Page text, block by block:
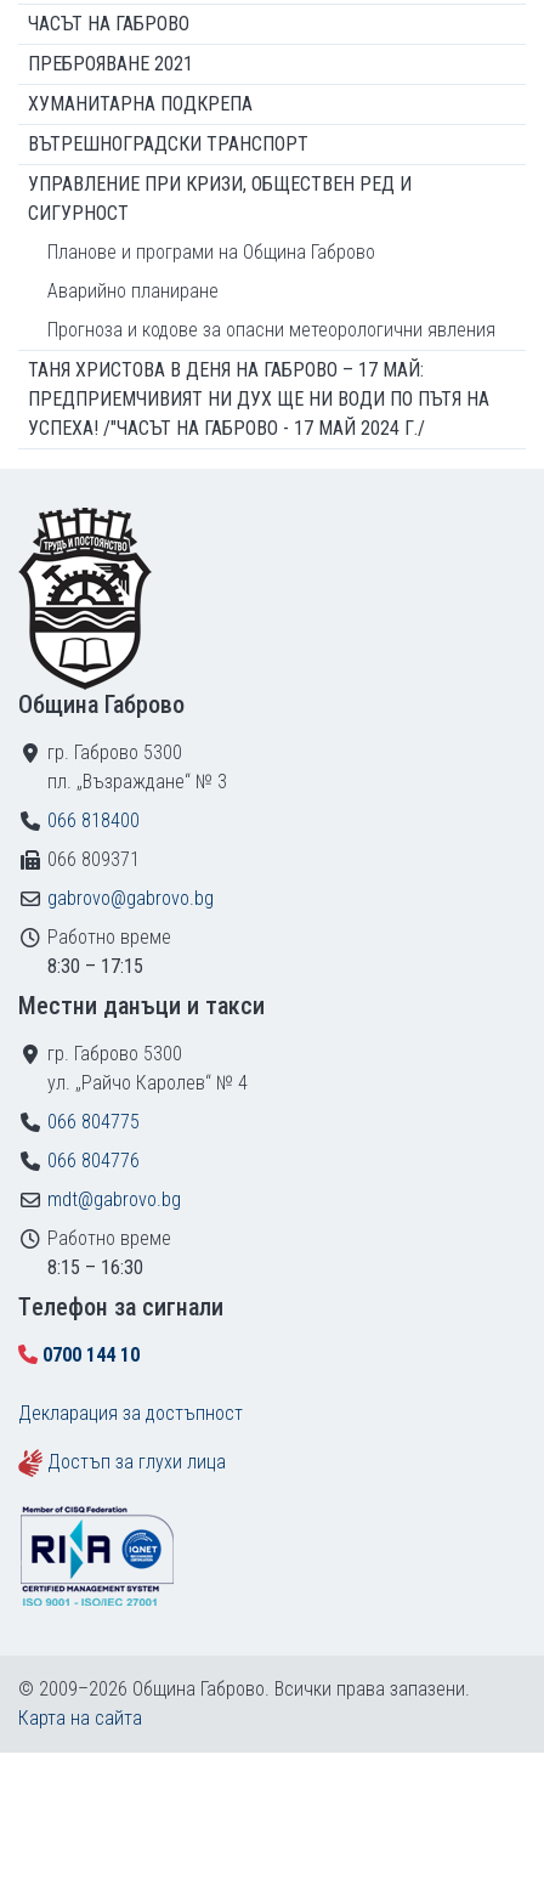
ЧАСЪТ НА ГАБРОВО
ПРЕБРОЯВАНЕ 2021
ХУМАНИТАРНА ПОДКРЕПА
ВЪТРЕШНОГРАДСКИ ТРАНСПОРТ
УПРАВЛЕНИЕ ПРИ КРИЗИ, ОБЩЕСТВЕН РЕД И
СИГУРНОСТ
Планове и програми на Община Габрово
Аварийно планиране
Прогноза и кодове за опасни метеорологични явления
ТАНЯ ХРИСТОВА В ДЕНЯ НА ГАБРОВО – 17 МАЙ:
ПРЕДПРИЕМЧИВИЯТ НИ ДУХ ЩЕ НИ ВОДИ ПО ПЪТЯ НА
УСПЕХА! /"ЧАСЪТ НА ГАБРОВО - 17 МАЙ 2024 Г./
Footer
Община Габрово
гр. Габрово 5300
пл. „Възраждане“ № 3
066 818400
066 809371
gabrovo@gabrovo.bg
Работно време
8:30 – 17:15
Местни данъци и такси
гр. Габрово 5300
ул. „Райчо Каролев“ № 4
066 804775
066 804776
mdt@gabrovo.bg
Работно време
8:15 – 16:30
Tелефон за сигнали
0700 144 10
Декларация за достъпност
Достъп за глухи лица
© 2009–2026 Община Габрово. Всички права запазени.
Карта на сайта